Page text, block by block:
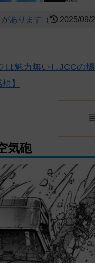
あります （ 2025/09/
は魅力無いしJCCの
】
気砲